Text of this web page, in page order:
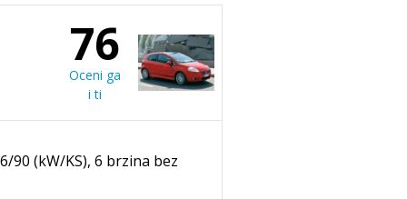
76
Oceni ga
i ti
90 (kW/KS), 6 brzina bez